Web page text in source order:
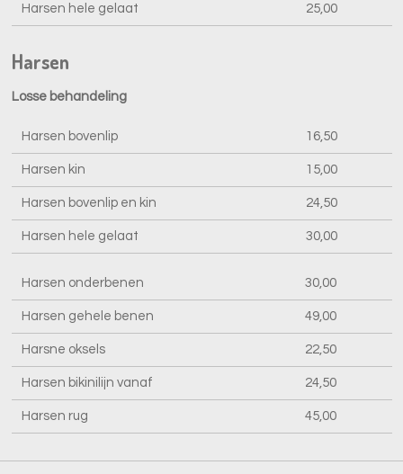
Harsen hele gelaat 25,00
Harsen
Losse behandeling
Harsen bovenlip 16,50
Harsen kin 15,00
Harsen bovenlip en kin 24,50
Harsen hele gelaat 30,00
Harsen onderbenen 30,00
Harsen gehele benen 49,00
Harsne oksels 22,50
Harsen bikinilijn vanaf 24,50
Harsen rug 45,00